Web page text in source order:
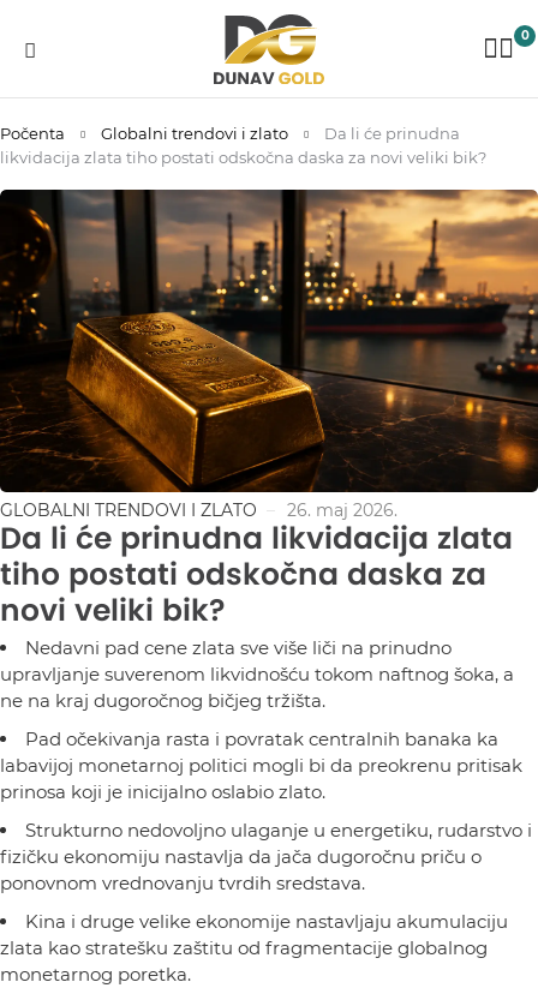
0
Počenta Globalni trendovi i zlato
Da li će prinudna
likvidacija zlata tiho postati odskočna daska za novi veliki bik?
GLOBALNI TRENDOVI I ZLATO 26. maj 2026.
Da li će prinudna likvidacija zlata
tiho postati odskočna daska za
novi veliki bik?
Nedavni pad cene zlata sve više liči na prinudno
upravljanje suverenom likvidnošću tokom naftnog šoka, a
ne na kraj dugoročnog bičjeg tržišta.
Pad očekivanja rasta i povratak centralnih banaka ka
labavijoj monetarnoj politici mogli bi da preokrenu pritisak
prinosa koji je inicijalno oslabio zlato.
Strukturno nedovoljno ulaganje u energetiku, rudarstvo i
fizičku ekonomiju nastavlja da jača dugoročnu priču o
ponovnom vrednovanju tvrdih sredstava.
Kina i druge velike ekonomije nastavljaju akumulaciju
zlata kao stratešku zaštitu od fragmentacije globalnog
monetarnog poretka.